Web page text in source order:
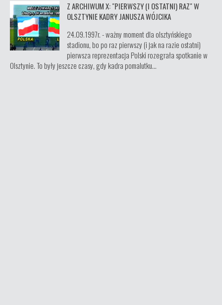
Z ARCHIWUM X: "PIERWSZY (I OSTATNI) RAZ" W
OLSZTYNIE KADRY JANUSZA WÓJCIKA
24.09.1997r. - ważny moment dla olsztyńskiego
stadionu, bo po raz pierwszy (i jak na razie ostatni)
pierwsza reprezentacja Polski rozegrała spotkanie w
Olsztynie. To były jeszcze czasy, gdy kadra pomalutku...